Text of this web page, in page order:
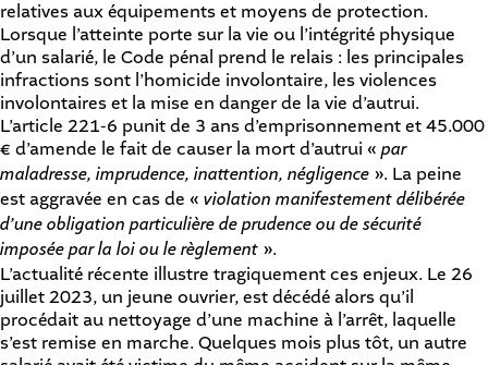
relatives aux équipements et moyens de protection.
Lorsque l’atteinte porte sur la vie ou l’intégrité physique
d’un salarié, le Code pénal prend le relais : les principales
infractions sont l’homicide involontaire, les violences
involontaires et la mise en danger de la vie d’autrui.
L’article 221-6 punit de 3 ans d’emprisonnement et 45.000
€ d’amende le fait de causer la mort d’autrui « par
maladresse, imprudence, inattention, négligence ». La peine
est aggravée en cas de « violation manifestement délibérée
d’une obligation particulière de prudence ou de sécurité
imposée par la loi ou le règlement ».
L’actualité récente illustre tragiquement ces enjeux. Le 26
juillet 2023, un jeune ouvrier, est décédé alors qu’il
procédait au nettoyage d’une machine à l’arrêt, laquelle
s’est remise en marche. Quelques mois plus tôt, un autre